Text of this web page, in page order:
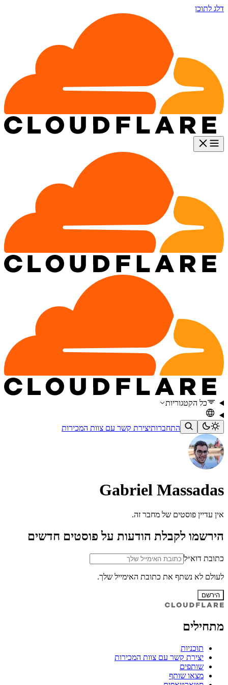
דלג לתוכן
כל הקטגוריות
התחברותיצירת קשר עם צוות המכירות
Gabriel Massadas
אין עדיין פוסטים של מחבר זה.
הירשמו לקבלת הודעות על פוסטים חדשים
כתובת דוא״ל
לעולם לא נשתף את כתובת האימייל שלך.
הירשם
מתחילים
תוכניות
יצירת קשר עם צוות המכירות
שותפים
מצאו שותף